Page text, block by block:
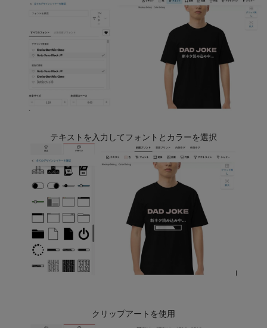
テキストを入力してフォントとカラーを選択
クリップアートを使用